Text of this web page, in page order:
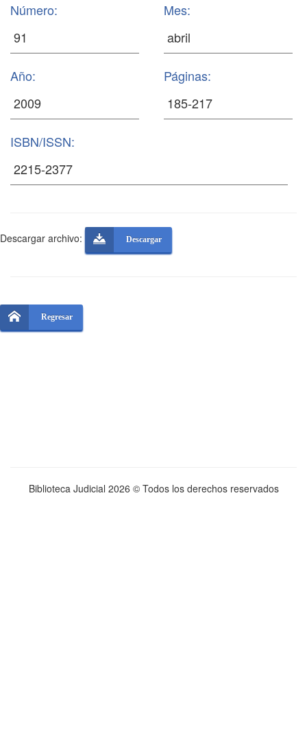
Número: Mes:
Año: Páginas:
ISBN/ISSN:
Descargar archivo: Descargar
Regresar
Biblioteca Judicial 2026 © Todos los derechos reservados